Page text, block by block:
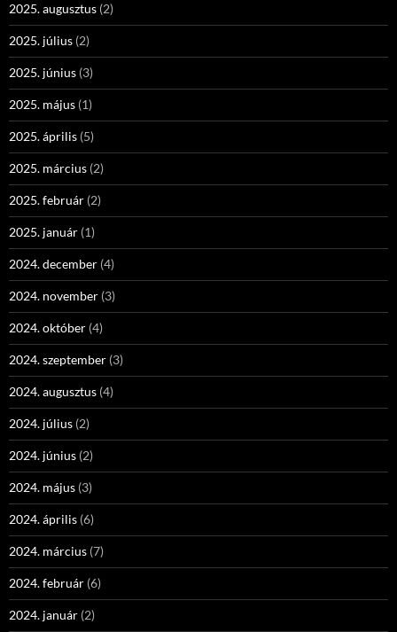
2025. augusztus (2)
2025. július (2)
2025. június (3)
2025. május (1)
2025. április (5)
2025. március (2)
2025. február (2)
2025. január (1)
2024. december (4)
2024. november (3)
2024. október (4)
2024. szeptember (3)
2024. augusztus (4)
2024. július (2)
2024. június (2)
2024. május (3)
2024. április (6)
2024. március (7)
2024. február (6)
2024. január (2)